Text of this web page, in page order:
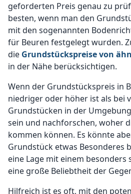
geforderten Preis genau zu
besten, wenn man den
mit den sogenannten
für Beuren festgelegt wurden.
die Grundstückspreise von
in der Nähe berücksichtigen.
Wenn der Grundstückspreis in
niedriger oder höher ist als bei
Grundstücken in der
sein und nachforschen, woher
kommen können. Es könnte
Grundstück etwas Besonderes
eine Lage mit einem besonders
eine große Beliebtheit der
Hilfreich ist es oft, mit den